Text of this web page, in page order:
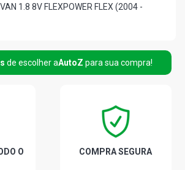
1.8 8V FLEXPOWER FLEX (2004 -
1.8 8V FLEXPOWER FLEX (2005 -
MINIVAN 1.8 8V FLEXPOWER FLEX
de escolher aAutoZ para sua compra!
O
COMPRA SEGURA